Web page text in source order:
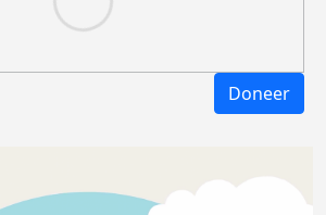
Doneer